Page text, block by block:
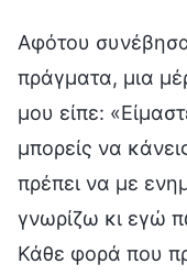
Αφότου
πράγματα, μια
μου είπε:
μπορείς να
πρέπει να με
γνωρίζω κι εγώ
Κάθε φορά που